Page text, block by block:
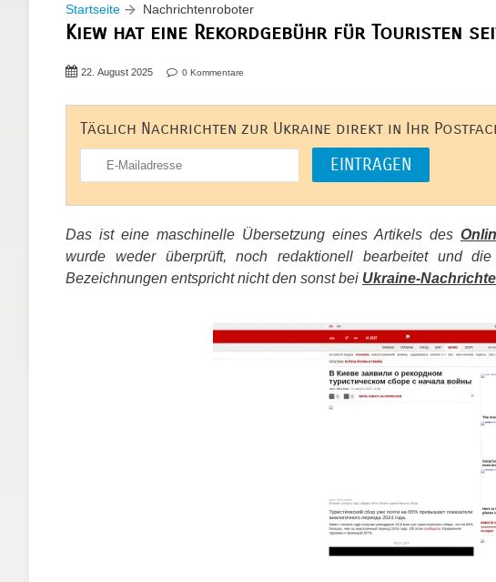
Startseite Nachrichtenroboter
Kiew hat eine Rekordgebühr für Touristen
22. August 2025 0 Kommentare
Täglich Nachrichten zur Ukraine direkt in Ihr
Das ist eine maschinelle Übersetzung eines Artikels des
wurde weder überprüft, noch redaktionell bearbeitet und
Bezeichnungen entspricht nicht den sonst bei Ukraine-